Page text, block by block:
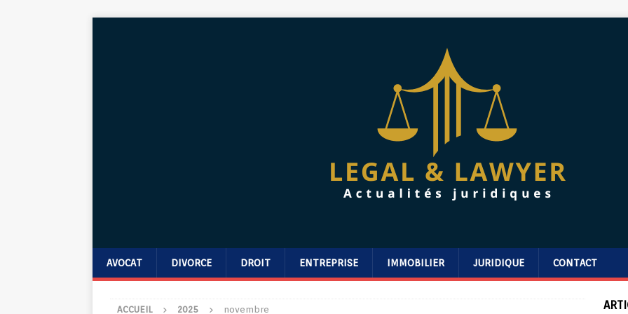
AVOCAT DIVORCE DROIT ENTREPRISE IMMOBILIER JURIDIQUE CONTACT
ACCUEIL 2025 novembre